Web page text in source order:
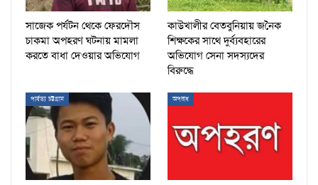
সাজেক পর্যটন থেকে ফেরদৌস
চাকমা অপহরণ ঘটনায় মামলা
করতে বাধা দেওয়ার অভিযোগ
কাউখালীর বেতবুনিয়ায় জনৈক
শিক্ষকের সাথে দুর্ব্যবহারের
অভিযোগ সেনা সদস্যদের
বিরুদ্ধে
পার্বত্য চট্টগ্রাম অপরাধ